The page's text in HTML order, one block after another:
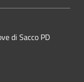
di Sacco PD